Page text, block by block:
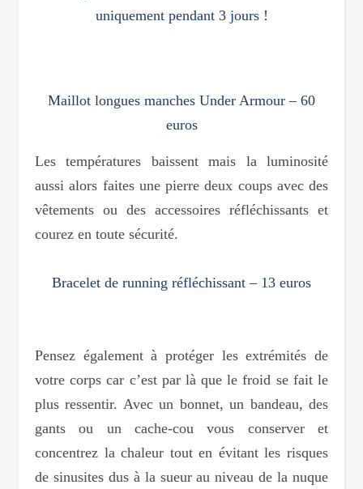
uniquement pendant 3 jours !
Maillot longues manches Under Armour – 60
euros
Les températures baissent mais la luminosité
aussi alors faites une pierre deux coups avec des
vêtements ou des accessoires réfléchissants et
courez en toute sécurité.
Bracelet de running réfléchissant – 13 euros
Pensez également à protéger les extrémités de
votre corps car c’est par là que le froid se fait le
plus ressentir. Avec un bonnet, un bandeau, des
gants ou un cache-cou vous conserver et
concentrez la chaleur tout en évitant les risques
de sinusites dus à la sueur au niveau de la nuque